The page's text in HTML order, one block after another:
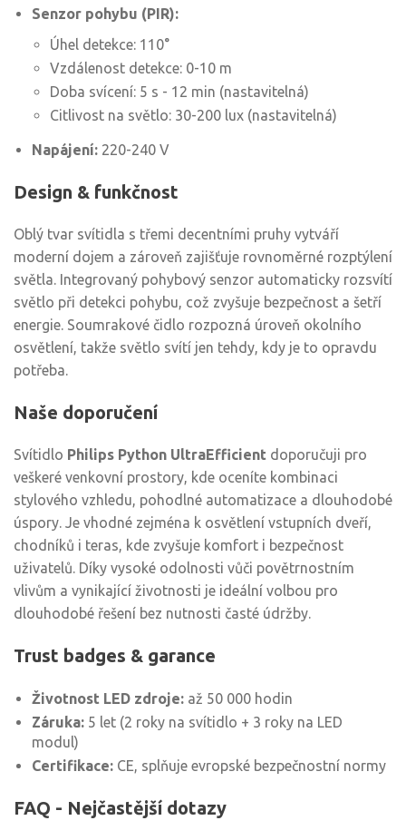
Senzor pohybu (PIR):
Úhel detekce: 110°
Vzdálenost detekce: 0-10 m
Doba svícení: 5 s - 12 min (nastavitelná)
Citlivost na světlo: 30-200 lux (nastavitelná)
Napájení: 220-240 V
Design & funkčnost
Oblý tvar svítidla s třemi decentními pruhy vytváří
moderní dojem a zároveň zajišťuje rovnoměrné rozptýlení
světla. Integrovaný pohybový senzor automaticky rozsvítí
světlo při detekci pohybu, což zvyšuje bezpečnost a šetří
energie. Soumrakové čidlo rozpozná úroveň okolního
osvětlení, takže světlo svítí jen tehdy, kdy je to opravdu
potřeba.
Naše doporučení
Svítidlo Philips Python UltraEfficient doporučuji pro
veškeré venkovní prostory, kde oceníte kombinaci
stylového vzhledu, pohodlné automatizace a dlouhodobé
úspory. Je vhodné zejména k osvětlení vstupních dveří,
chodníků i teras, kde zvyšuje komfort i bezpečnost
uživatelů. Díky vysoké odolnosti vůči povětrnostním
vlivům a vynikající životnosti je ideální volbou pro
dlouhodobé řešení bez nutnosti časté údržby.
Trust badges & garance
Životnost LED zdroje: až 50 000 hodin
Záruka: 5 let (2 roky na svítidlo + 3 roky na LED
modul)
Certifikace: CE, splňuje evropské bezpečnostní normy
FAQ - Nejčastější dotazy